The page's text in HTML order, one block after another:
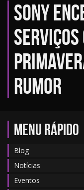
Sony
serviços
Rumor
MENU RÁPIDO
Blog
Notícias
Eventos